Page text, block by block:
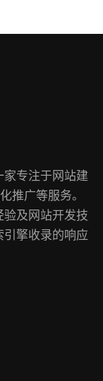
专注于网站建
推广等服务。
及网站开发技
擎收录的响应